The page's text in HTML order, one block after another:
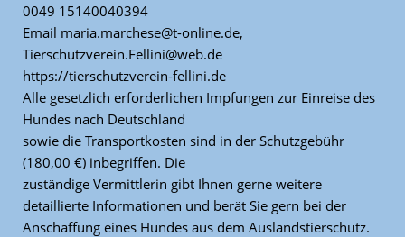
0049 15140040394
Email maria.marchese@t-online.de,
Tierschutzverein.Fellini@web.de
https://tierschutzverein-fellini.de
Alle gesetzlich erforderlichen Impfungen zur Einreise des
Hundes nach Deutschland
sowie die Transportkosten sind in der Schutzgebühr
(180,00 €) inbegriffen. Die
zuständige Vermittlerin gibt Ihnen gerne weitere
detaillierte Informationen und berät Sie gern bei der
Anschaffung eines Hundes aus dem Auslandstierschutz.